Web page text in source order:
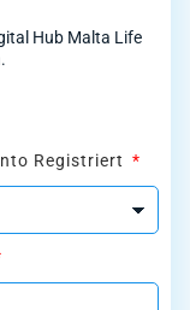
Hub Malta Life
Registriert